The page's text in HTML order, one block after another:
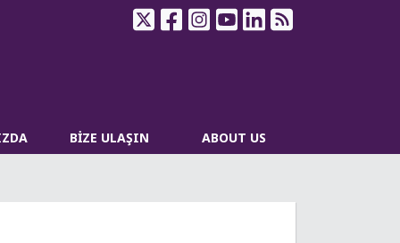
BİZE ULAŞIN ABOUT US